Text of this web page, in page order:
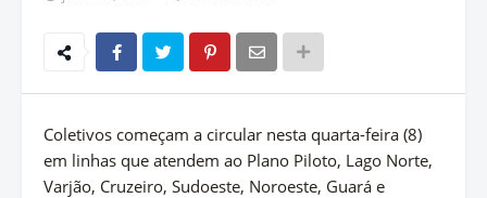
Coletivos começam a circular nesta quarta-feira (8)
em linhas que atendem ao Plano Piloto, Lago Norte,
Varjão, Cruzeiro, Sudoeste, Noroeste, Guará e